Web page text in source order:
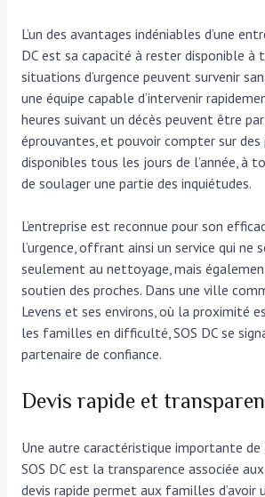
L’un des avantages indéniables d’une
DC est sa capacité à rester disponible à
situations d’urgence peuvent survenir
une équipe capable d’intervenir
heures suivant un décès peuvent être
éprouvantes, et pouvoir compter sur
disponibles tous les jours de l’année, à
de soulager une partie des inquiétudes.
L’entreprise est reconnue pour son
l’urgence, offrant ainsi un service qui ne
seulement au nettoyage, mais
soutien des proches. Dans une ville
Levens et ses environs, où la proximité
les familles en difficulté, SOS DC se
partenaire de confiance.
Devis rapide et
Une autre caractéristique importante de
SOS DC est la transparence associée
devis rapide permet aux familles d’avoir